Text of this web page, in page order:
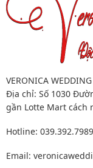
VERONICA
Địa chỉ: Số 1030
gần Lotte Mart cách
Hotline: 039.392.7989
Email: